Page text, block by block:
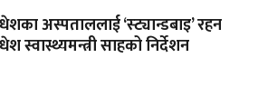
अस्पताललाई ‘स्ट्यान्डबाइ’ रहन
स्वास्थ्यमन्त्री साहको निर्देशन